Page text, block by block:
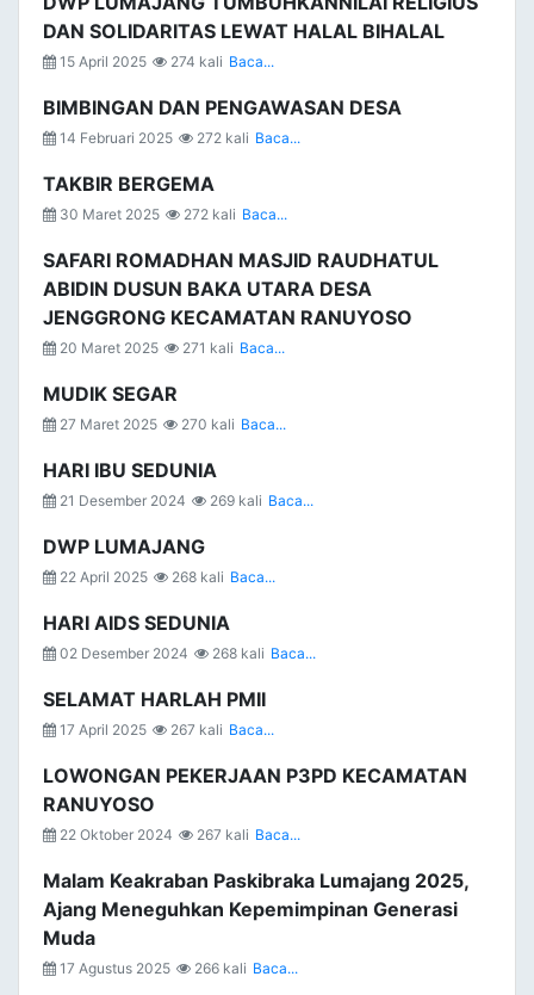
DAN SOLIDARITAS LEWAT HALAL BIHALAL
15 April 2025 274 kali Baca...
BIMBINGAN DAN PENGAWASAN DESA
14 Februari 2025 272 kali Baca...
TAKBIR BERGEMA
30 Maret 2025 272 kali Baca...
SAFARI ROMADHAN MASJID RAUDHATUL
ABIDIN DUSUN BAKA UTARA DESA
JENGGRONG KECAMATAN RANUYOSO
20 Maret 2025 271 kali Baca...
MUDIK SEGAR
27 Maret 2025 270 kali Baca...
HARI IBU SEDUNIA
21 Desember 2024 269 kali Baca...
DWP LUMAJANG
22 April 2025 268 kali Baca...
HARI AIDS SEDUNIA
02 Desember 2024 268 kali Baca...
SELAMAT HARLAH PMII
17 April 2025 267 kali Baca...
LOWONGAN PEKERJAAN P3PD KECAMATAN
RANUYOSO
22 Oktober 2024 267 kali Baca...
Malam Keakraban Paskibraka Lumajang 2025,
Ajang Meneguhkan Kepemimpinan Generasi
Muda
17 Agustus 2025 266 kali Baca...